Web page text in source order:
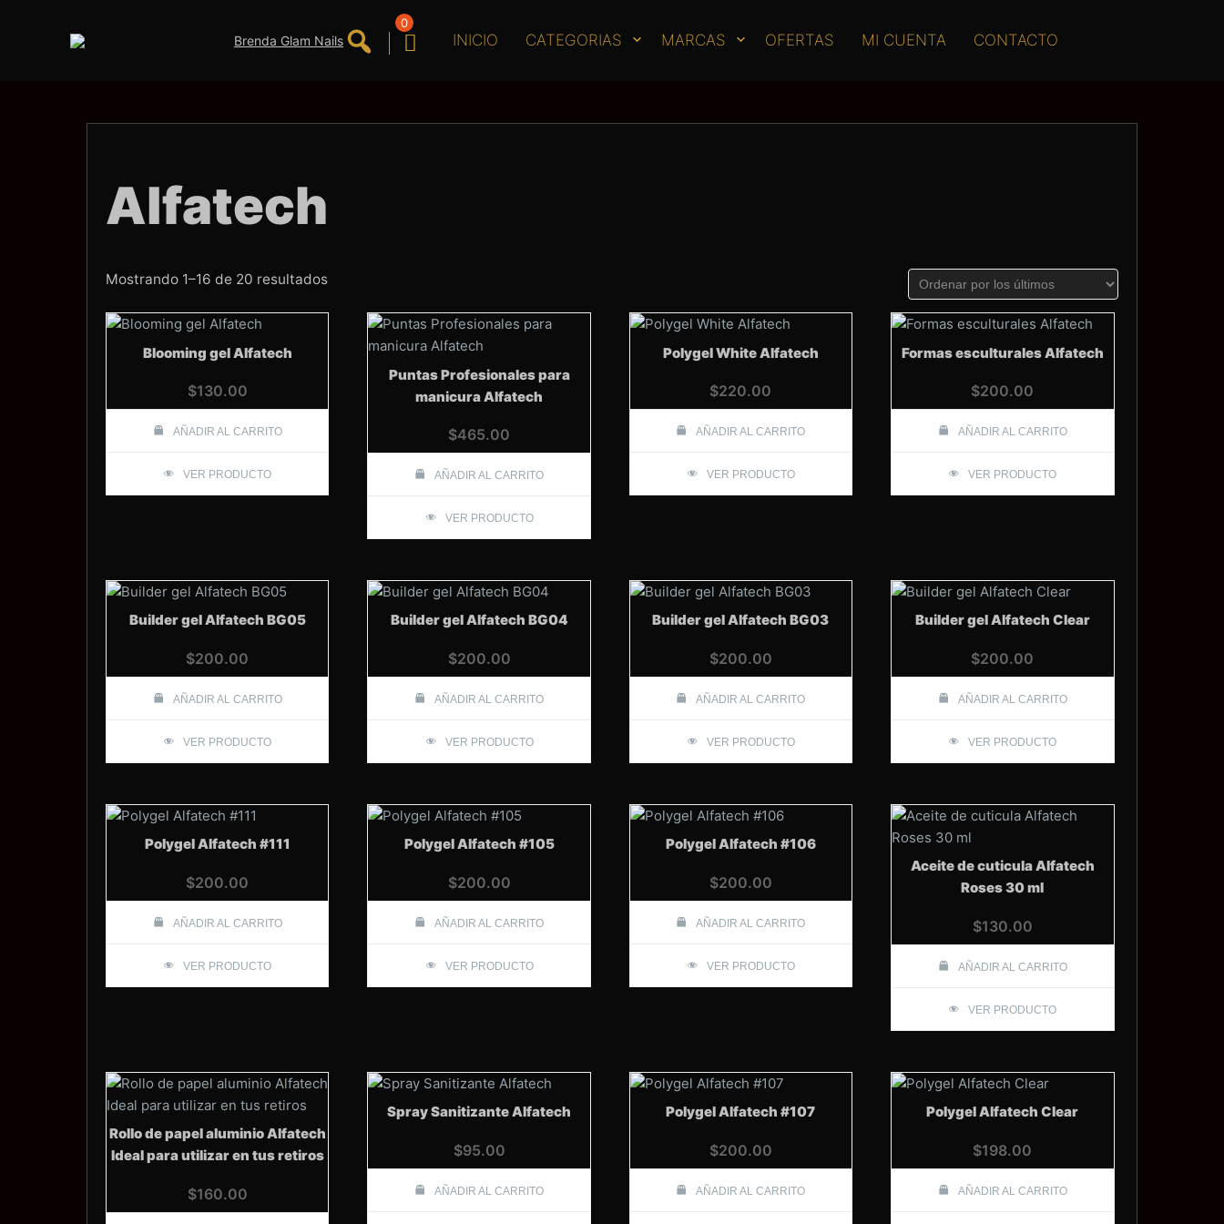
0
INICIO CATEGORIAS MARCAS OFERTAS MI CUENTA CONTACTO
Alfatech
Mostrando 1–16 de 20 resultadosOrdenado
últimos
Blooming gel Alfatech
$130.00
AÑADIR AL CARRITO
VER PRODUCTO
Puntas Profesionales para
manicura Alfatech
$465.00
AÑADIR AL CARRITO
VER PRODUCTO
Polygel White Alfatech
$220.00
AÑADIR AL CARRITO
VER PRODUCTO
Formas esculturales Alfatech
$200.00
AÑADIR AL CARRITO
VER PRODUCTO
Builder gel Alfatech BG05
$200.00
AÑADIR AL CARRITO
VER PRODUCTO
Builder gel Alfatech BG04
$200.00
AÑADIR AL CARRITO
VER PRODUCTO
Builder gel Alfatech BG03
$200.00
AÑADIR AL CARRITO
VER PRODUCTO
Builder gel Alfatech Clear
$200.00
AÑADIR AL CARRITO
VER PRODUCTO
Polygel Alfatech #111
$200.00
AÑADIR AL CARRITO
VER PRODUCTO
Polygel Alfatech #105
$200.00
AÑADIR AL CARRITO
VER PRODUCTO
Polygel Alfatech #106
$200.00
AÑADIR AL CARRITO
VER PRODUCTO
Aceite de cuticula Alfatech
Roses 30 ml
$130.00
AÑADIR AL CARRITO
VER PRODUCTO
Rollo de papel aluminio Alfatech
Ideal para utilizar en tus retiros
$160.00
Spray Sanitizante Alfatech
$95.00
AÑADIR AL CARRITO
Polygel Alfatech #107
$200.00
AÑADIR AL CARRITO
Polygel Alfatech Clear
$198.00
AÑADIR AL CARRITO